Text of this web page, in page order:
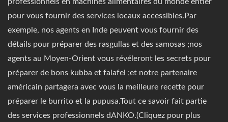
professionnels en machines alimentaires du monde entier
pour vous fournir des services locaux accessibles.Par
exemple, nos agents en Inde peuvent vous fournir des
détails pour préparer des rasgullas et des samosas ;nos
agents au Moyen-Orient vous révéleront les secrets pour
préparer de bons kubba et falafel ;et notre partenaire
américain partagera avec vous la meilleure recette pour
préparer le burrito et la pupusa.Tout ce savoir fait partie
des services professionnels dANKO.(Cliquez pour plus